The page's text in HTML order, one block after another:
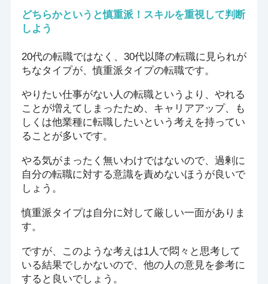
どちらかというと慎重派！スキルを重視して判断
しよう
20代の転職ではなく、30代以降の転職に見られが
ちなタイプが、慎重派タイプの転職です。
やりたい仕事がない人の転職というより、やれる
ことが増えてしまったため、キャリアアップ、も
しくは他業種に転職したいという考えを持ってい
ることが多いです。
やる気がまったく無いわけではないので、過剰に
自分の転職に対する意識を責めないほうが良いで
しょう。
慎重派タイプは自分に対して厳しい一面がありま
す。
ですが、このような考えは1人で悶々と思考して
いる結果でしかないので、他の人の意見を参考に
すると良いでしょう。